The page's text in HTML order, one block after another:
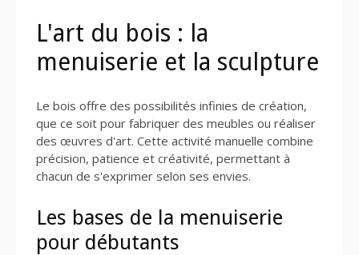
L'art du bois : la
menuiserie et la sculpture
Le bois offre des possibilités infinies de création,
que ce soit pour fabriquer des meubles ou réaliser
des œuvres d'art. Cette activité manuelle combine
précision, patience et créativité, permettant à
chacun de s'exprimer selon ses envies.
Les bases de la menuiserie
pour débutants